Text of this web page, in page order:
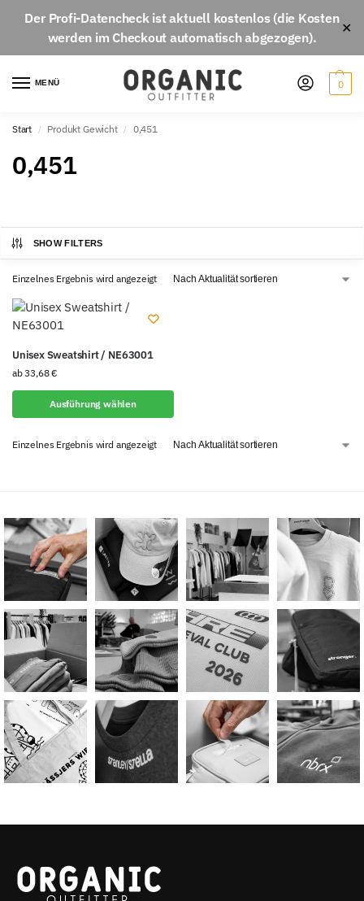
Der Profi-Datencheckist aktuell kostenlos(die Kosten
werden im Checkout automatisch abgezogen).
✕
MENÜ 0
Start / Produkt Gewicht / 0,451
0,451
SHOW FILTERS
Einzelnes Ergebnis wird angezeigt
Unisex Sweatshirt / NE63001
ab33,68€
Ausführung wählen
Einzelnes Ergebnis wird angezeigt